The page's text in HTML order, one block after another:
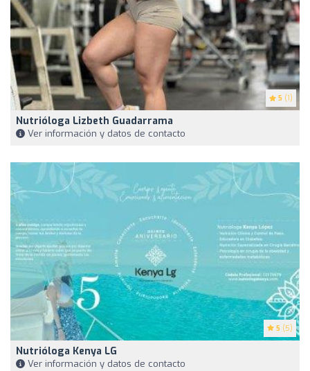
5 (1)
Nutrióloga Lizbeth Guadarrama
Ver información y datos de contacto
5 (5)
Nutrióloga Kenya LG
Ver información y datos de contacto